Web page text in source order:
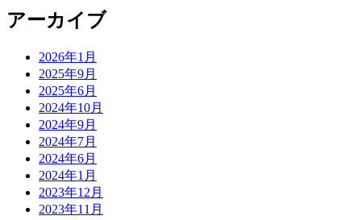
アーカイブ
2026年1月
2025年9月
2025年6月
2024年10月
2024年9月
2024年7月
2024年6月
2024年1月
2023年12月
2023年11月